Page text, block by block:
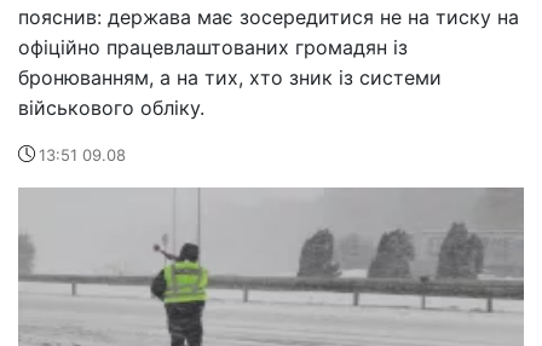
пояснив: держава має зосередитися не на тиску на
офіційно працевлаштованих громадян із
бронюванням, а на тих, хто зник із системи
військового обліку.
13:51 09.08